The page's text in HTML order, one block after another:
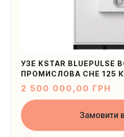
УЗЕ KSTAR BLUEPULSE
ПРОМИСЛОВА СНЕ 125
2 500 000,00 ГРН
Замовити